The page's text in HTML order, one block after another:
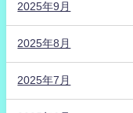
2025年9月
2025年8月
2025年7月